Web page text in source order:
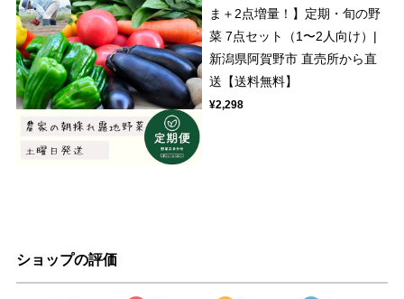
ま＋2点増量！】定期・旬の野
菜 7点セット（1〜2人向け）|
新潟県阿賀野市 直売所から直
送【送料無料】
¥2,298
ショップの評価